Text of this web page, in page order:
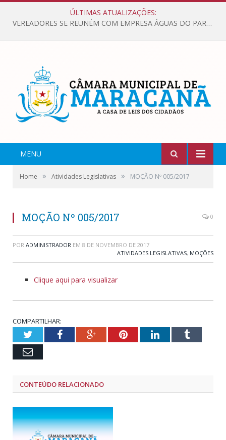
ÚLTIMAS ATUALIZAÇÕES:
VEREADORES SE REUNÉM COM EMPRESA ÁGUAS DO PARÁ, PARA APRESENTAR REIVINDICAÇÕES E MELHORIAS NA QUALIDADE DOS SERVIÇOS OFERECIDOS Á POPULAÇÃO.
MENU
Home » Atividades Legislativas » MOÇÃO Nº 005/2017
MOÇÃO Nº 005/2017 0
POR ADMINISTRADOR EM 8 DE NOVEMBRO DE 2017
ATIVIDADES LEGISLATIVAS, MOÇÕES
Clique aqui para visualizar
COMPARTILHAR:
TwitterFacebookGoogle+PinterestLinkedInTumblr
Email
CONTEÚDO RELACIONADO